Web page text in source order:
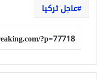
عاجل تركيا